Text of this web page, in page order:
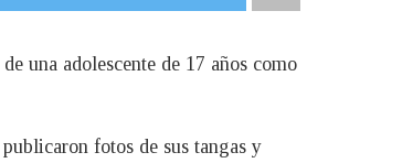
una adolescente de 17 años como
fotos de sus tangas y